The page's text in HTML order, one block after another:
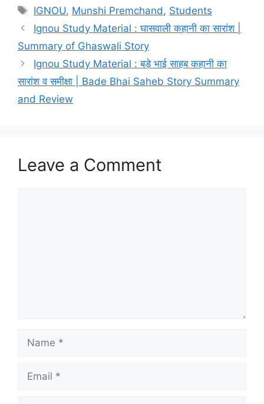
IGNOU, Munshi Premchand, Students
Ignou Study Material : घासवाली कहानी का सारांश |
Summary of Ghaswali Story
Ignou Study Material : बड़े भाई साहब कहानी का
सारांश व समीक्षा | Bade Bhai Saheb Story Summary
and Review
Leave a Comment